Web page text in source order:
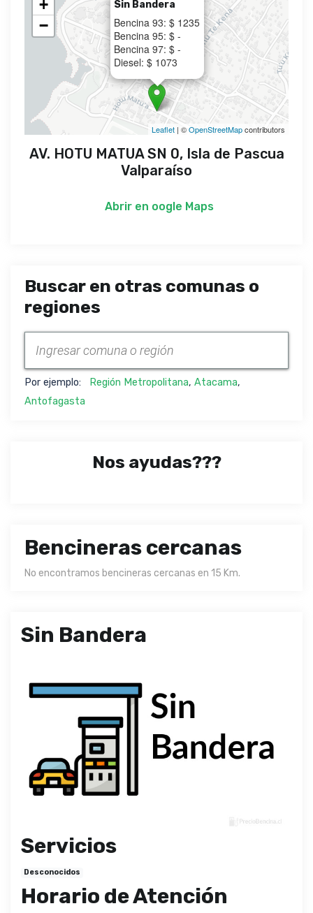
Sin Bandera
Bencina 93: $ 1235
Bencina 95: $ -
Bencina 97: $ -
Diesel: $ 1073
+
−
Leaflet | ©OpenStreetMapcontributors
AV. HOTU MATUA SN 0, Isla de Pascua
Valparaíso
Abrir en oogle Maps
Buscar en otras comunas o
regiones
Por ejemplo: Región Metropolitana, Atacama,
Antofagasta
Nos ayudas???
Bencineras cercanas
No encontramos bencineras cercanas en 15 Km.
Sin Bandera
Servicios
Desconocidos
Horario de Atención